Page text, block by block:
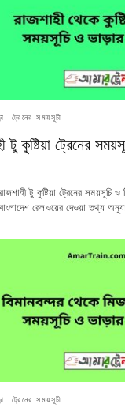
ট্রেনের সময়সূচী
টু কুষ্টিয়া ট্রেনের
টু কুষ্টিয়া ট্রেনের সময়সূচি ও
রেলওয়ের দেওয়া তথ্য
ট্রেনের সময়সূচী